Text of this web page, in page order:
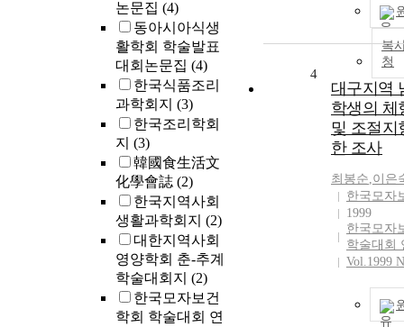
논문집 (4)
동아시아식생
활학회 학술발표
대회논문집 (4)
한국식품조리
과학회지 (3)
한국조리학회
지 (3)
韓國食生活文
化學會誌 (2)
한국지역사회
생활과학회지 (2)
대한지역사회
영양학회 춘-추계
학술대회지 (2)
한국모자보건
학회 학술대회 연
복
청
4
대구지역
학생의 체
및 조절지
한 조사
최봉순,이은
한국모자
1999
한국모자
학술대회
Vol.1999